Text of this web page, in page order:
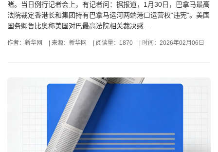
睹。当日例行记者会上，有记者问：据报道，1月30日，巴拿马最高
法院裁定香港长和集团持有巴拿马运河两端港口运营权“违宪”。美国
国务卿鲁比奥称美国对巴最高法院相关裁决感...
作者：新华网 来源：新华网 阅读量：1870 时间：2026年02月06日